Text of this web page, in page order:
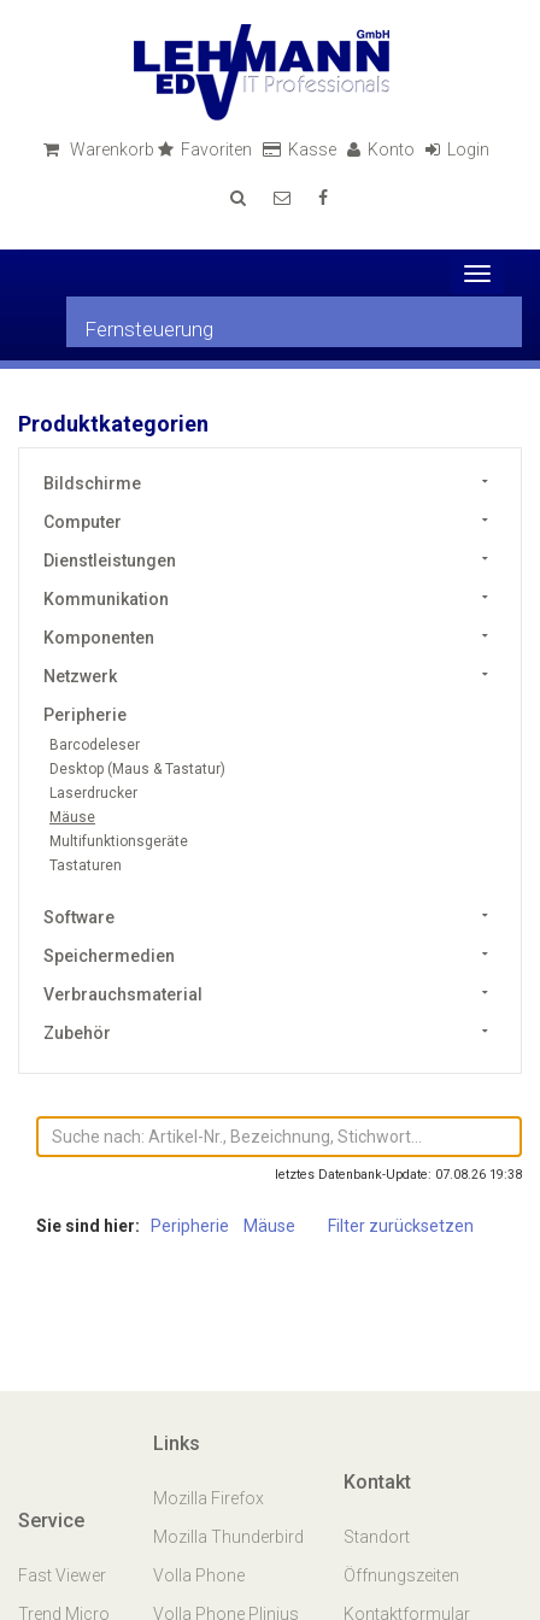
Warenkorb Favoriten Kasse Konto Login
Toggle
Fernsteuerung
Produktkategorien
Bildschirme
Computer
Dienstleistungen
Kommunikation
Komponenten
Netzwerk
Peripherie
Barcodeleser
Desktop (Maus & Tastatur)
Laserdrucker
Mäuse
Multifunktionsgeräte
Tastaturen
Software
Speichermedien
Verbrauchsmaterial
Zubehör
letztes Datenbank-Update: 07.08.26 19:38
Sie sind hier: Peripherie Mäuse Filter zurücksetzen
Service
Fast Viewer
Trend Micro
Links
Mozilla Firefox
Mozilla Thunderbird
Volla Phone
Volla Phone Plinius
Kontakt
Standort
Öffnungszeiten
Kontaktformular